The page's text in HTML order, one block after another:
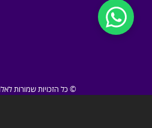
© כל הזכויות שמורות לאלוני